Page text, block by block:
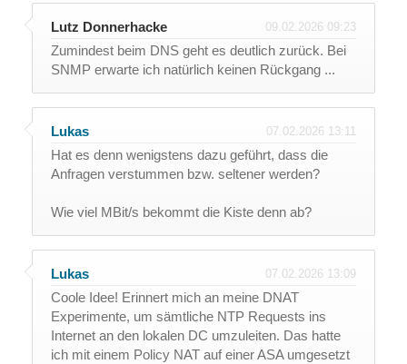
Lutz Donnerhacke 09.02.2026 09:23
Zumindest beim DNS geht es deutlich zurück. Bei
SNMP erwarte ich natürlich keinen Rückgang ...
Lukas 07.02.2026 13:11
Hat es denn wenigstens dazu geführt, dass die
Anfragen verstummen bzw. seltener werden?
Wie viel MBit/s bekommt die Kiste denn ab?
Lukas 07.02.2026 13:09
Coole Idee! Erinnert mich an meine DNAT
Experimente, um sämtliche NTP Requests ins
Internet an den lokalen DC umzuleiten. Das hatte
ich mit einem Policy NAT auf einer ASA umgesetzt